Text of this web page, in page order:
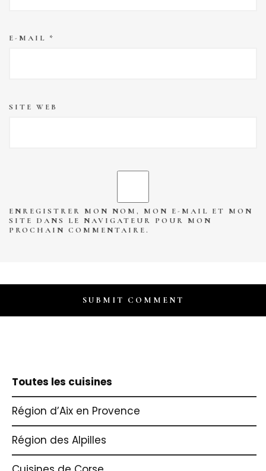
E-MAIL *
SITE WEB
ENREGISTRER MON NOM, MON E-MAIL ET MON
SITE DANS LE NAVIGATEUR POUR MON
PROCHAIN COMMENTAIRE.
Toutes les cuisines
Région d’Aix en Provence
Région des Alpilles